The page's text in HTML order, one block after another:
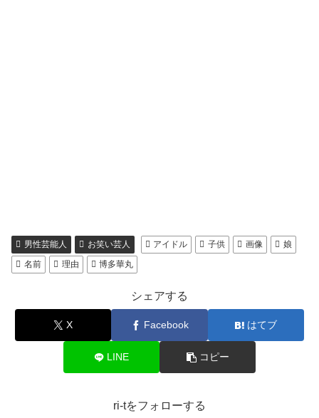
男性芸能人 お笑い芸人 アイドル 子供 画像
娘
名前
理由 博多華丸
シェアする
X Facebook はてブ
LINE コピー
ri-tをフォローする